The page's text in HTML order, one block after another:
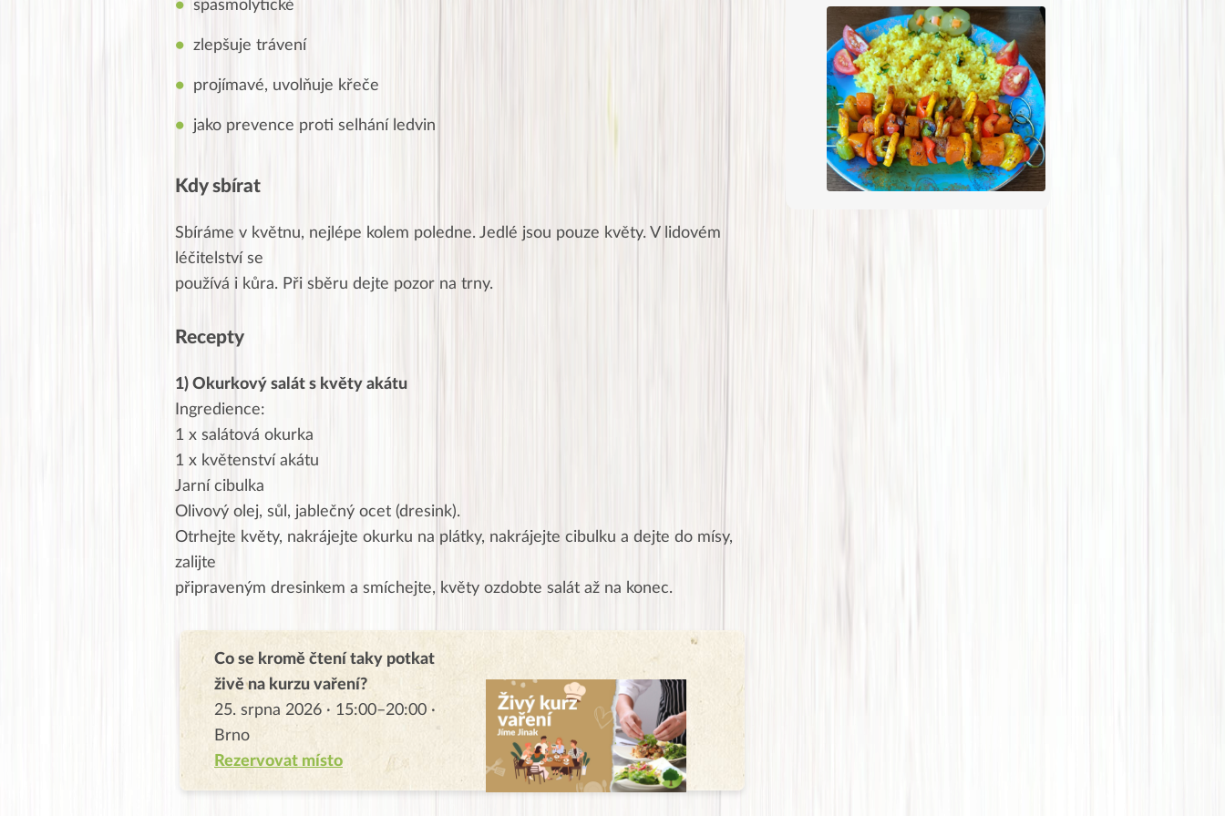
spasmolytické
zlepšuje trávení
projímavé, uvolňuje křeče
jako prevence proti selhání ledvin
Kdy sbírat
Sbíráme v květnu, nejlépe kolem poledne. Jedlé jsou pouze květy. V lidovém
léčitelství se
používá i kůra. Při sběru dejte pozor na trny.
Recepty
1) Okurkový salát s květy akátu
Ingredience:
1 x salátová okurka
1 x květenství akátu
Jarní cibulka
Olivový olej, sůl, jablečný ocet (dresink).
Otrhejte květy, nakrájejte okurku na plátky, nakrájejte cibulku a dejte do mísy,
zalijte
připraveným dresinkem a smíchejte, květy ozdobte salát až na konec.
Co se kromě čtení taky potkat
živě na kurzu vaření?
25. srpna 2026 · 15:00–20:00 ·
Brno
Rezervovat místo